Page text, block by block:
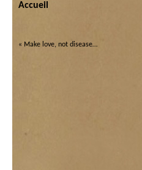
Accueil
« Make love, not disease…